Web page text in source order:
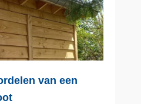
van een